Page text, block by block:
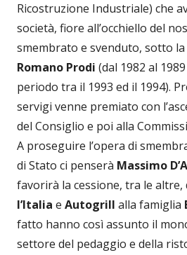
Ricostruzione Industriale) che
società, fiore all’occhiello del
smembrato e svenduto, sotto
Romano Prodi (dal 1982 al
periodo tra il 1993 ed il 1994).
servigi venne premiato con
del Consiglio e poi alla
A proseguire l’opera di
di Stato ci penserà Massimo
favorirà la cessione, tra le altre,
l’Italia e Autogrill alla famiglia
fatto hanno così assunto il
settore del pedaggio e della